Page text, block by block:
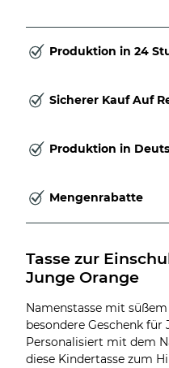
Produktion in 24
Sicherer Kauf Auf
Produktion in
Mengenrabatte
Tasse zur
Junge Orange
Namenstasse mit
besondere Geschenk
Personalisiert mit dem
diese Kindertasse zum